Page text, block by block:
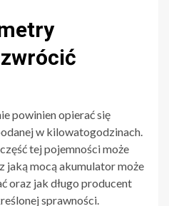
powinien opierać się
w kilowatogodzinach.
tej pojemności może
jaką mocą akumulator może
oraz jak długo producent
sprawności.